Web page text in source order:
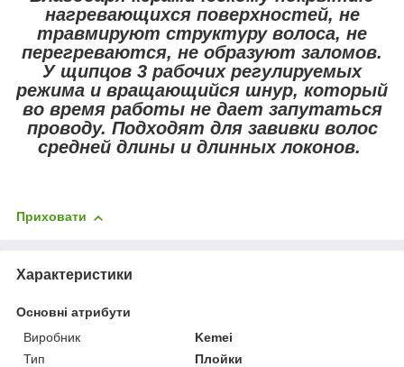
нагревающихся поверхностей, не
травмируют структуру волоса, не
перегреваются, не образуют заломов.
У щипцов 3 рабочих регулируемых
режима и вращающийся шнур, который
во время работы не дает запутаться
проводу. Подходят для завивки волос
средней длины и длинных локонов.
Приховати
Характеристики
Основні атрибути
Виробник
Kemei
Тип
Плойки